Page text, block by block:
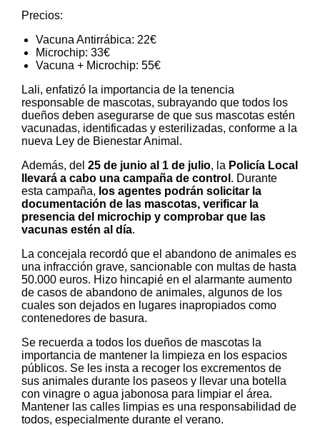
Precios:
Vacuna Antirrábica: 22€
Microchip: 33€
Vacuna + Microchip: 55€
Lali, enfatizó la importancia de la tenencia
responsable de mascotas, subrayando que todos los
dueños deben asegurarse de que sus mascotas estén
vacunadas, identificadas y esterilizadas, conforme a la
nueva Ley de Bienestar Animal.
Además, del 25 de junio al 1 de julio, la Policía Local
llevará a cabo una campaña de control . Durante
esta campaña, los agentes podrán solicitar la
documentación de las mascotas, verificar la
presencia del microchip y comprobar que las
vacunas estén al día.
La concejala recordó que el abandono de animales es
una infracción grave, sancionable con multas de hasta
50.000 euros. Hizo hincapié en el alarmante aumento
de casos de abandono de animales, algunos de los
cuales son dejados en lugares inapropiados como
contenedores de basura.
Se recuerda a todos los dueños de mascotas la
importancia de mantener la limpieza en los espacios
públicos. Se les insta a recoger los excrementos de
sus animales durante los paseos y llevar una botella
con vinagre o agua jabonosa para limpiar el área.
Mantener las calles limpias es una responsabilidad de
todos, especialmente durante el verano.